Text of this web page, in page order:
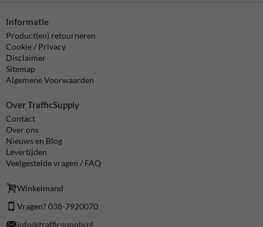
Informatie
Product(en) retourneren
Cookie / Privacy
Disclaimer
Sitemap
Algemene Voorwaarden
Over TrafficSupply
Contact
Over ons
Nieuws en Blog
Levertijden
Veelgestelde vragen / FAQ
Winkelmand
Vragen? 038-7920070
info@trafficsupply.nl